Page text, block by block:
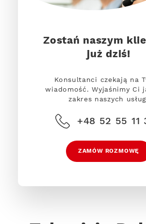
Zostań naszym
już dziś!
Konsultanci czekają na
wiadomość. Wyjaśnimy Ci
zakres naszych
+48 52 55 11
ZAMÓW ROZMOWĘ